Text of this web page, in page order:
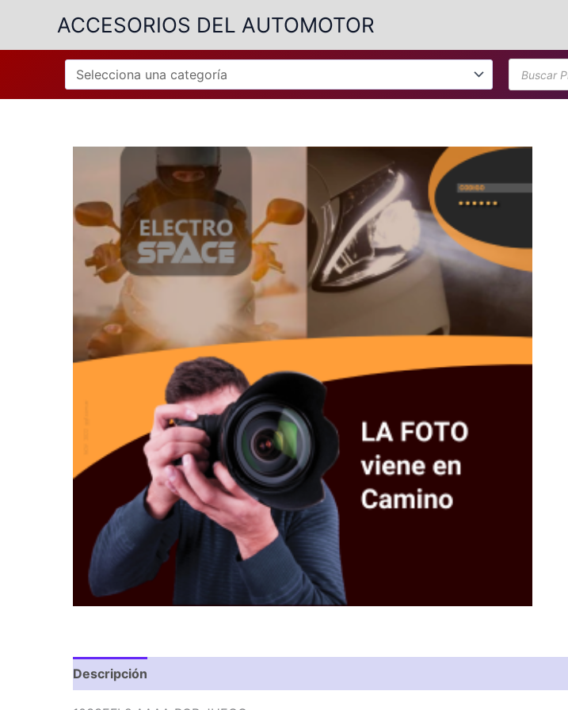
contenido
ACCESORIOS DEL AUTOMOTOR
Búsqueda
de
productos
Descripción